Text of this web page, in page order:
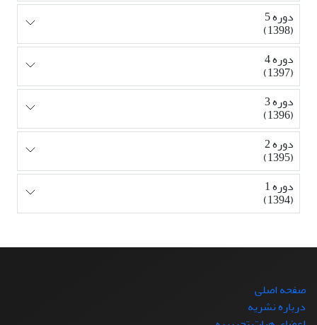
دوره 5
(1398)
دوره 4
(1397)
دوره 3
(1396)
دوره 2
(1395)
دوره 1
(1394)
صفحه اصلی
درباره نشریه